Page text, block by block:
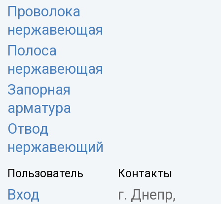
Проволока
нержавеющая
Полоса
нержавеющая
Запорная
арматура
Отвод
нержавеющий
Пользователь
Вход
Контакты
г. Днепр,